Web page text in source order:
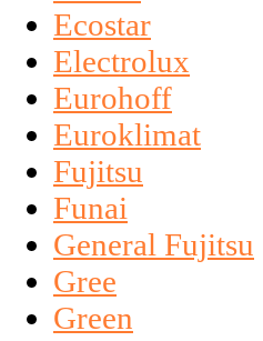
Ecostar
Electrolux
Eurohoff
Euroklimat
Fujitsu
Funai
General Fujitsu
Gree
Green